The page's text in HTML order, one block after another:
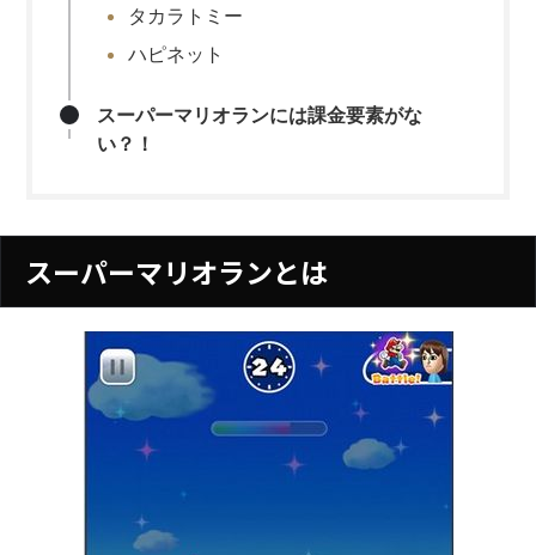
タカラトミー
ハピネット
スーパーマリオランには課金要素がな
い？！
スーパーマリオランとは